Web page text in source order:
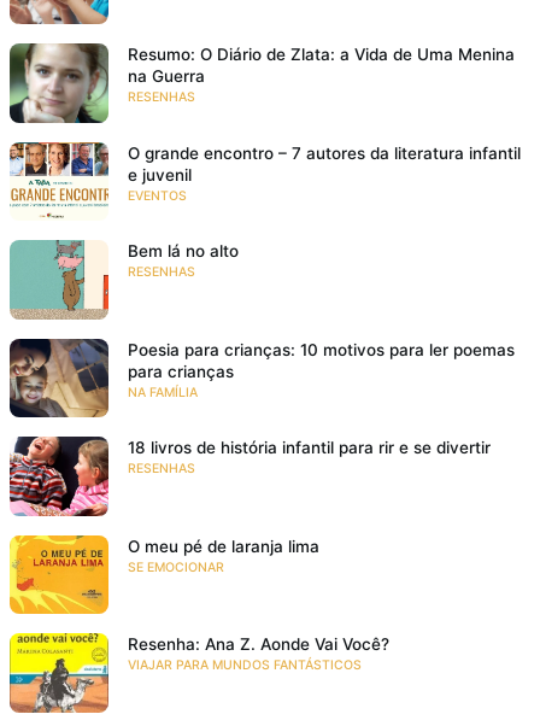
Resumo: O Diário de Zlata: a Vida de Uma Menina
na Guerra
RESENHAS
O grande encontro – 7 autores da literatura infantil
e juvenil
EVENTOS
Bem lá no alto
RESENHAS
Poesia para crianças: 10 motivos para ler poemas
para crianças
NA FAMÍLIA
18 livros de história infantil para rir e se divertir
RESENHAS
O meu pé de laranja lima
SE EMOCIONAR
Resenha: Ana Z. Aonde Vai Você?
VIAJAR PARA MUNDOS FANTÁSTICOS